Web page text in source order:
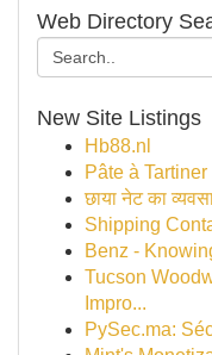
Web Directory
New Site Listings
Hb88.nl
Pâte à
छाया नेट का
Shipping
Benz -
Tucson
Impro...
PySec.ma: